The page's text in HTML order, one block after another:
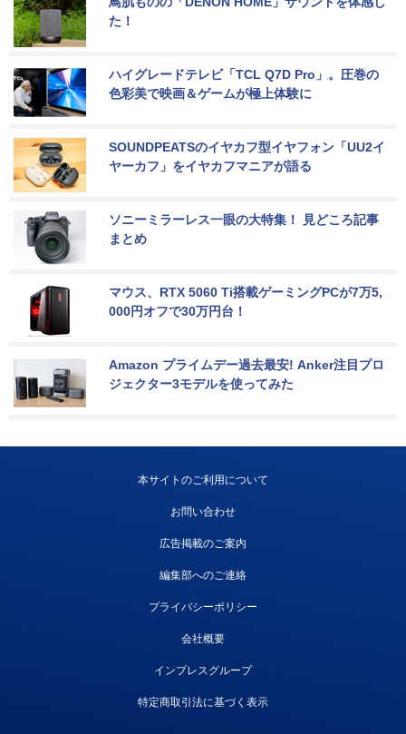
た！
ハイグレードテレビ「TCL Q7D Pro」。圧巻の
色彩美で映画＆ゲームが極上体験に
SOUNDPEATSのイヤカフ型イヤフォン「UU2イ
ヤーカフ」をイヤカフマニアが語る
ソニーミラーレス一眼の大特集！ 見どころ記事
まとめ
マウス、RTX 5060 Ti搭載ゲーミングPCが7万5,
000円オフで30万円台！
Amazon プライムデー過去最安! Anker注目プロ
ジェクター3モデルを使ってみた
本サイトのご利用について
お問い合わせ
広告掲載のご案内
編集部へのご連絡
プライバシーポリシー
会社概要
インプレスグループ
特定商取引法に基づく表示